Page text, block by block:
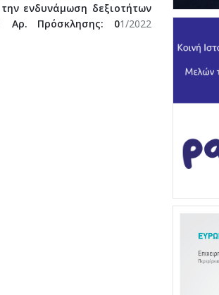
ενδυνάμωση δεξιοτήτων
Αρ. Πρόσκλησης: 01/2022